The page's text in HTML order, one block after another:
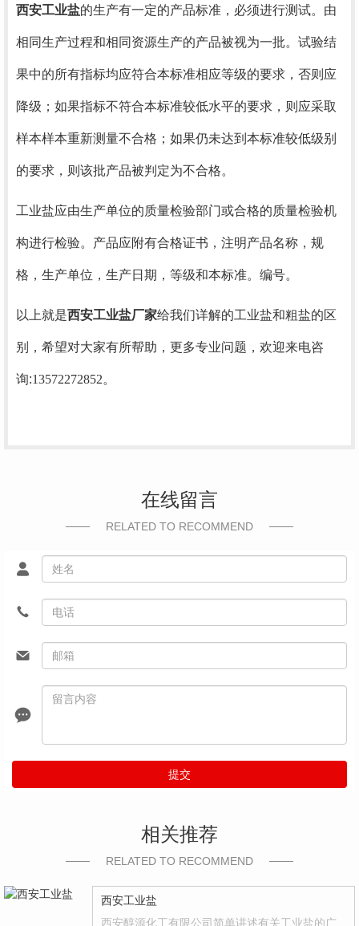
西安工业盐的生产有一定的产品标准，必须进行测试。由
相同生产过程和相同资源生产的产品被视为一批。试验结
果中的所有指标均应符合本标准相应等级的要求，否则应
降级；如果指标不符合本标准较低水平的要求，则应采取
样本样本重新测量不合格；如果仍未达到本标准较低级别
的要求，则该批产品被判定为不合格。
工业盐应由生产单位的质量检验部门或合格的质量检验机
构进行检验。产品应附有合格证书，注明产品名称，规
格，生产单位，生产日期，等级和本标准。编号。
以上就是西安工业盐厂家给我们详解的工业盐和粗盐的区
别，希望对大家有所帮助，更多专业问题，欢迎来电咨
询:13572272852。
在线留言
RELATED TO RECOMMEND
提交
相关推荐
RELATED TO RECOMMEND
西安工业盐
西安醇源化工有限公司简单讲述有关工业盐的广